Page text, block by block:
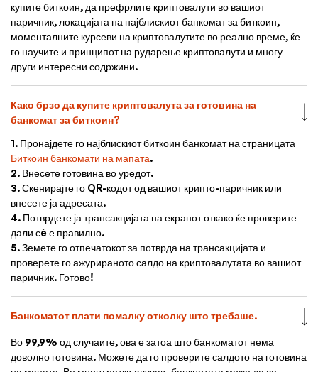
купите биткоин, да префрлите криптовалути во вашиот
паричник, локацијата на најблискиот банкомат за биткоин,
моменталните курсеви на криптовалутите во реално време, ќе
го научите и принципот на рударење криптовалути и многу
други интересни содржини.
Како брзо да купите криптовалута за готовина на
банкомат за биткоин?
1. Пронајдете го најблискиот биткоин банкомат на страницата
Биткоин банкомати на мапата.
2. Внесете готовина во уредот.
3. Скенирајте го QR-кодот од вашиот крипто-паричник или
внесете ја адресата.
4. Потврдете ја трансакцијата на екранот откако ќе проверите
дали сè е правилно.
5. Земете го отпечатокот за потврда на трансакцијата и
проверете го ажурираното салдо на криптовалутата во вашиот
паричник. Готово!
Банкоматот плати помалку отколку што требаше.
Во 99,9% од случаите, ова е затоа што банкоматот нема
доволно готовина. Можете да го проверите салдото на готовина